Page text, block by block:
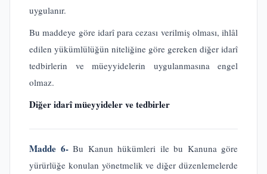
uygulanır.
Bu maddeye göre idarî para cezası verilmiş olması, ihlâl
edilen yükümlülüğün niteliğine göre gereken diğer idarî
tedbirlerin ve müeyyidelerin uygulanmasına engel
olmaz.
Diğer idarî müeyyideler ve tedbirler
Madde 6-Bu Kanun hükümleri ile bu Kanuna göre
yürürlüğe konulan yönetmelik ve diğer düzenlemelerde